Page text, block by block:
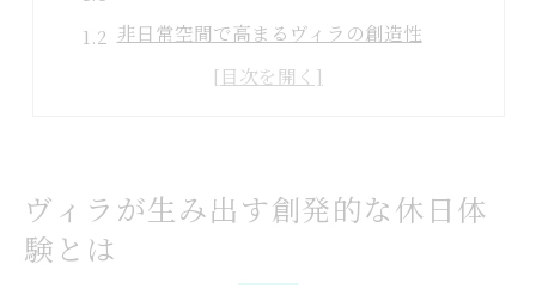
非日常空間で高まるヴィラの創造性
ヴィラ滞在が生む新しい発見と閃き
贅沢ヴィラで味わう非日常の魅力を発見
ヴィラの洗練された空間が叶える癒やし
ヴィラが生み出す創発的な休日体
験とは